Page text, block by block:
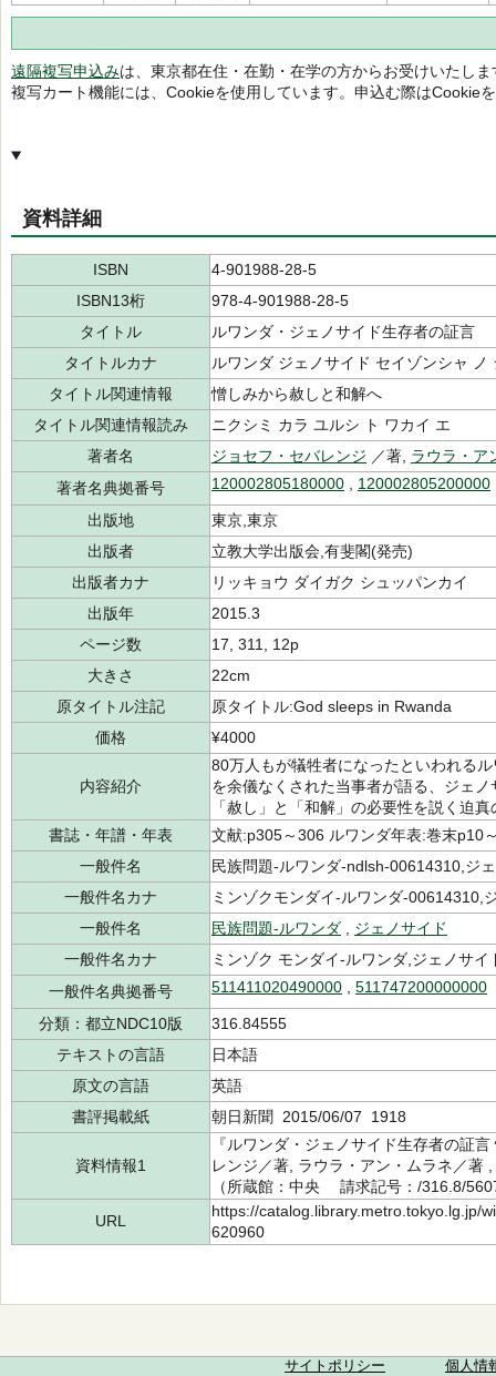
遠隔複写申込みは、東京都在住・在勤・在学の方からお受けいたしま
複写カート機能には、Cookieを使用しています。申込む際はCookie
資料詳細
ISBN
4-901988-28-5
ISBN13桁
978-4-901988-28-5
タイトル
ルワンダ・ジェノサイド生存者の証言
タイトルカナ
ルワンダ ジェノサイド セイゾンシャ ノ
タイトル関連情報
憎しみから赦しと和解へ
タイトル関連情報読み
ニクシミ カラ ユルシ ト ワカイ エ
著者名
ジョセフ・セバレンジ ／著, ラウラ・ア
著者名典拠番号
120002805180000 120002805200000
出版地
東京,東京
出版者
立教大学出版会,有斐閣(発売)
出版者カナ
リッキョウ ダイガク シュッパンカイ
出版年
2015.3
ページ数
17, 311, 12p
大きさ
22cm
原タイトル注記
原タイトル:God sleeps in Rwanda
価格
¥4000
内容紹介
80万人もが犠牲者になったといわれる
を余儀なくされた当事者が語る、ジェ
「赦し」と「和解」の必要性を説く迫真
書誌・年譜・年表
文献:p305～306 ルワンダ年表:巻末p10
一般件名
民族問題-ルワンダ-ndlsh-00614310,ジ
一般件名カナ
ミンゾクモンダイ-ルワンダ-00614310,
一般件名
民族問題-ルワンダ
ジェノサイド
一般件名カナ
ミンゾク モンダイ-ルワンダ,ジェノサイ
一般件名典拠番号
511411020490000 511747200000000
分類：都立NDC10版
316.84555
テキストの言語
日本語
原文の言語
英語
書評掲載紙
朝日新聞 2015/06/07 1918
資料情報1
『ルワンダ・ジェノサイド生存者の証
レンジ／著, ラウラ・アン・ムラネ／
（所蔵館：中央 請求記号：/316.8/
URL
https://catalog.library.metro.tokyo.lg.jp/
620960
サイトポリシー 個人情